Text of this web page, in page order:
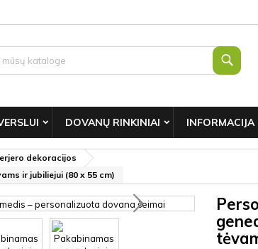
DOVANŲ RINKINIAI INFORMACIJA
dekoracijos
ir jubiliejui (80 x 55 cm)